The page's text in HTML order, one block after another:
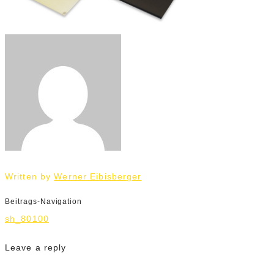
Written byWerner Eibisberger
Beitrags-Navigation
sh_80100
Leave a reply